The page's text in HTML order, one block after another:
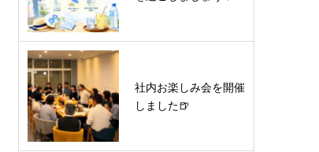
社内お楽しみ会を開催
しました🍺